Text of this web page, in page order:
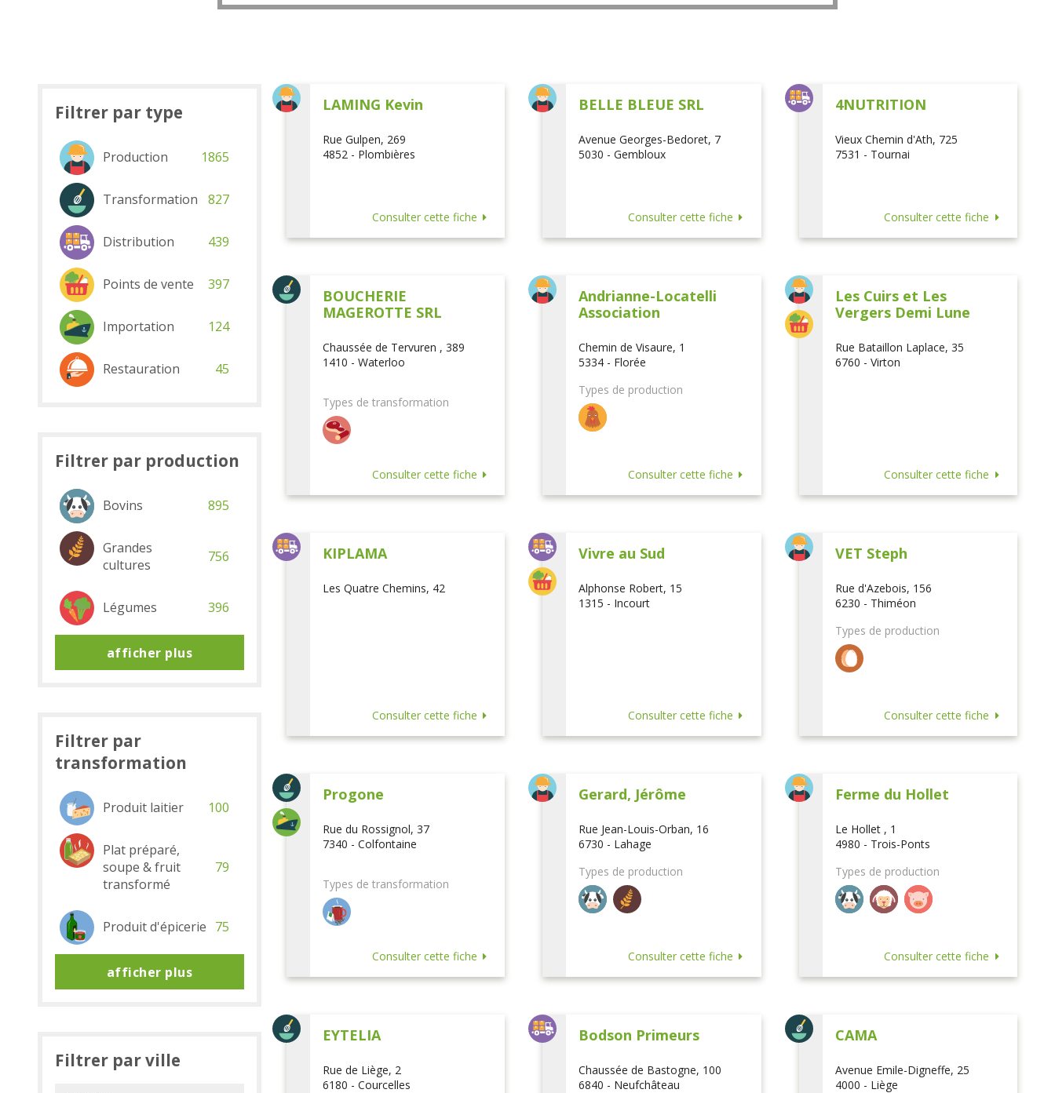
LAMING Kevin
Rue Gulpen, 269
4852 - Plombières
Consulter cette fiche
BELLE BLEUE SRL
Avenue Georges-Bedoret, 7
5030 - Gembloux
Consulter cette fiche
4NUTRITION
Vieux Chemin d'Ath, 725
7531 - Tournai
Consulter cette fiche
BOUCHERIE
MAGEROTTE SRL
Chaussée de Tervuren , 389
1410 - Waterloo
Types de transformation
Consulter cette fiche
Andrianne-Locatelli
Association
Chemin de Visaure, 1
5334 - Florée
Types de production
Consulter cette fiche
Les Cuirs et Les
Vergers Demi Lune
Rue Bataillon Laplace, 35
6760 - Virton
Consulter cette fiche
KIPLAMA
Les Quatre Chemins, 42
Consulter cette fiche
Vivre au Sud
Alphonse Robert, 15
1315 - Incourt
Consulter cette fiche
VET Steph
Rue d'Azebois, 156
6230 - Thiméon
Types de production
Consulter cette fiche
Progone
Rue du Rossignol, 37
7340 - Colfontaine
Types de transformation
Consulter cette fiche
Gerard, Jérôme
Rue Jean-Louis-Orban, 16
6730 - Lahage
Types de production
Consulter cette fiche
Ferme du Hollet
Le Hollet , 1
4980 - Trois-Ponts
Types de production
Consulter cette fiche
EYTELIA
Rue de Liège, 2
6180 - Courcelles
Bodson Primeurs
Chaussée de Bastogne, 100
6840 - Neufchâteau
CAMA
Avenue Emile-Digneffe, 25
4000 - Liège
Filtrer par type
Production 1865
Transformation 827
Distribution 439
Points de vente 397
Importation 124
Restauration 45
Filtrer par production
Bovins 895
Grandes
cultures
756
Légumes 396
afficher plus
Filtrer par
transformation
Produit laitier 100
Plat préparé,
soupe & fruit
transformé
79
Produit d'épicerie 75
afficher plus
Filtrer par ville